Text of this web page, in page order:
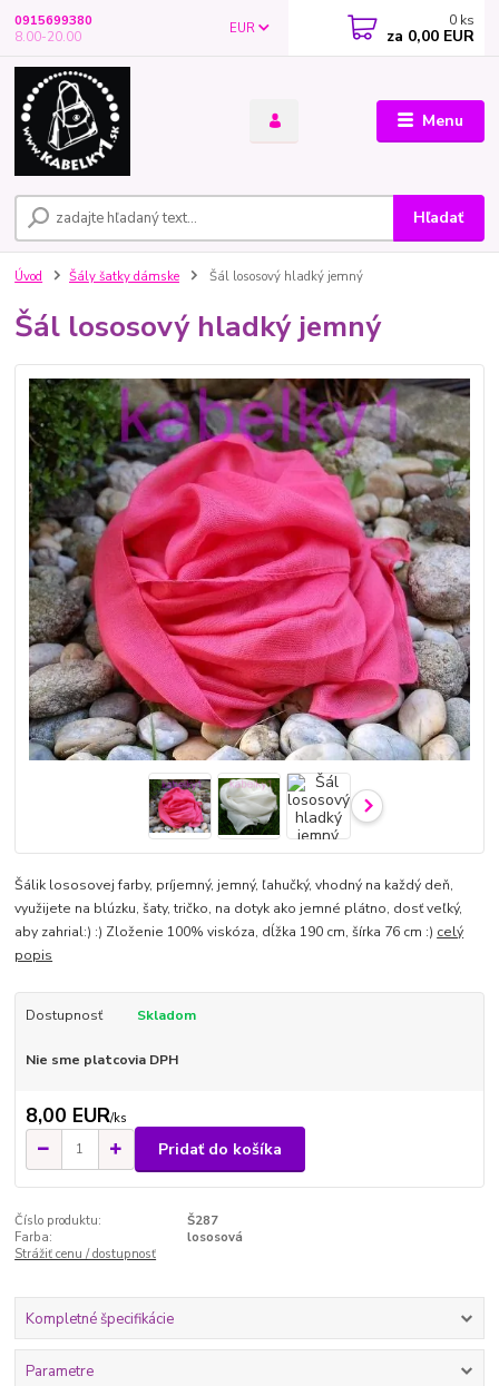
Menu
EUR
Hľadať
0915699380
8.00-20.00
0 ks
za 0,00 EUR
Úvod Šály šatky dámske Šál lososový hladký jemný
Šál lososový hladký jemný
Šálik lososovej farby, príjemný, jemný, ľahučký, vhodný na každý deň,
využijete na blúzku, šaty, tričko, na dotyk ako jemné plátno, dosť veľký,
aby zahrial:) :) Zloženie 100% viskóza, dĺžka 190 cm, šírka 76 cm :) celý
popis
Dostupnosť Skladom
Nie sme platcovia DPH
8,00 EUR/ks
Pridať do košíka
Číslo produktu:
Š287
Farba:
lososová
Strážiť cenu / dostupnosť
Kompletné špecifikácie
Parametre